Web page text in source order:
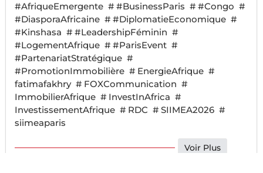
#AfriqueEmergente # #BusinessParis # #Congo #
#DiasporaAfricaine # #DiplomatieEconomique #
#Kinshasa # #LeadershipFéminin #
#LogementAfrique # #ParisEvent #
#PartenariatStratégique #
#PromotionImmobilière # EnergieAfrique #
fatimafakhry# FOXCommunication #
ImmobilierAfrique # InvestInAfrica #
InvestissementAfrique # RDC # SIIMEA2026 #
siimeaparis
Voir Plus